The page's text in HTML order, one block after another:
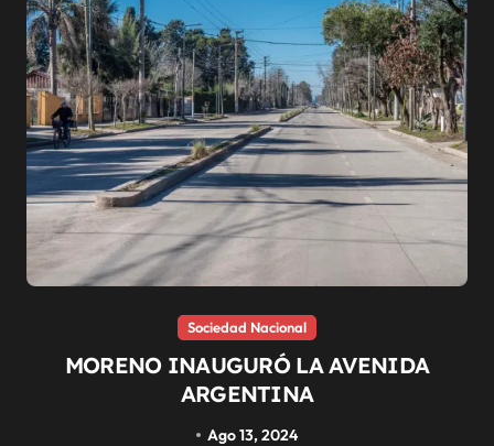
Sociedad Nacional
MORENO INAUGURÓ LA AVENIDA
ARGENTINA
Ago 13, 2024